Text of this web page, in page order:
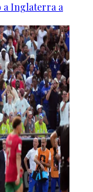
a Inglaterra a